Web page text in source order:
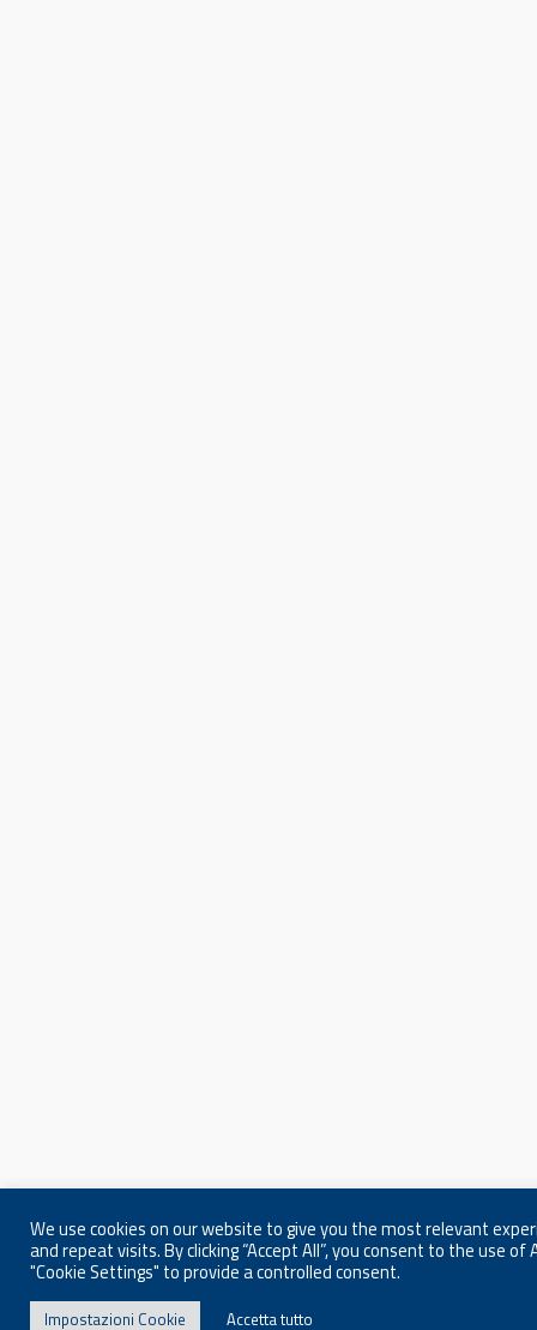
We use cookies on our website to give you the most relevant
and repeat visits. By clicking “Accept All”, you consent to the use
"Cookie Settings" to provide a controlled consent.
Impostazioni Cookie Accetta tutto